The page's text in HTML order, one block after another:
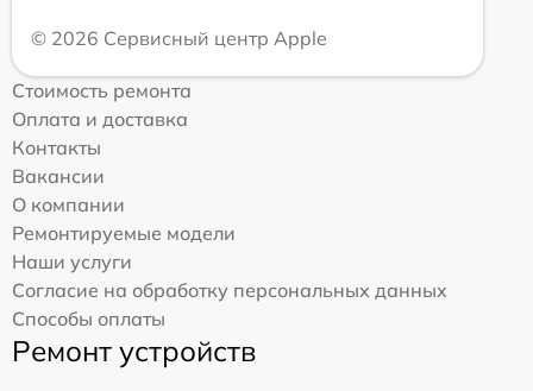
© 2026 Сервисный центр Apple
Стоимость ремонта
Оплата и доставка
Контакты
Вакансии
О компании
Ремонтируемые модели
Наши услуги
Согласие на обработку персональных данных
Способы оплаты
Ремонт устройств